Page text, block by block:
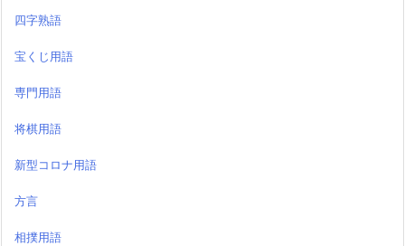
四字熟語
宝くじ用語
専門用語
将棋用語
新型コロナ用語
方言
相撲用語